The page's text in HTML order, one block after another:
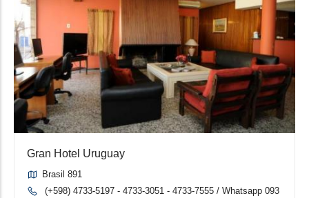
Gran Hotel Uruguay
Brasil 891
(+598) 4733-5197 - 4733-3051 - 4733-7555 / Whatsapp 093